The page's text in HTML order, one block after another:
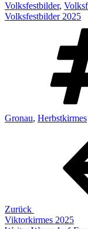
Volksfestbilder,
Volksfestbilder 2025
Gronau, Herbstkirmes
Zurück
Viktorkirmes 2025